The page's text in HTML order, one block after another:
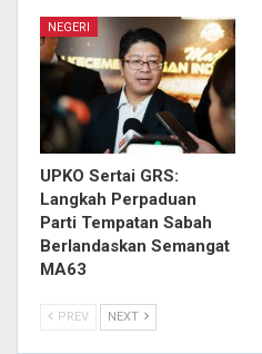
NEGERI
UPKO Sertai GRS:
Langkah Perpaduan
Parti Tempatan Sabah
Berlandaskan Semangat
MA63
PREV NEXT